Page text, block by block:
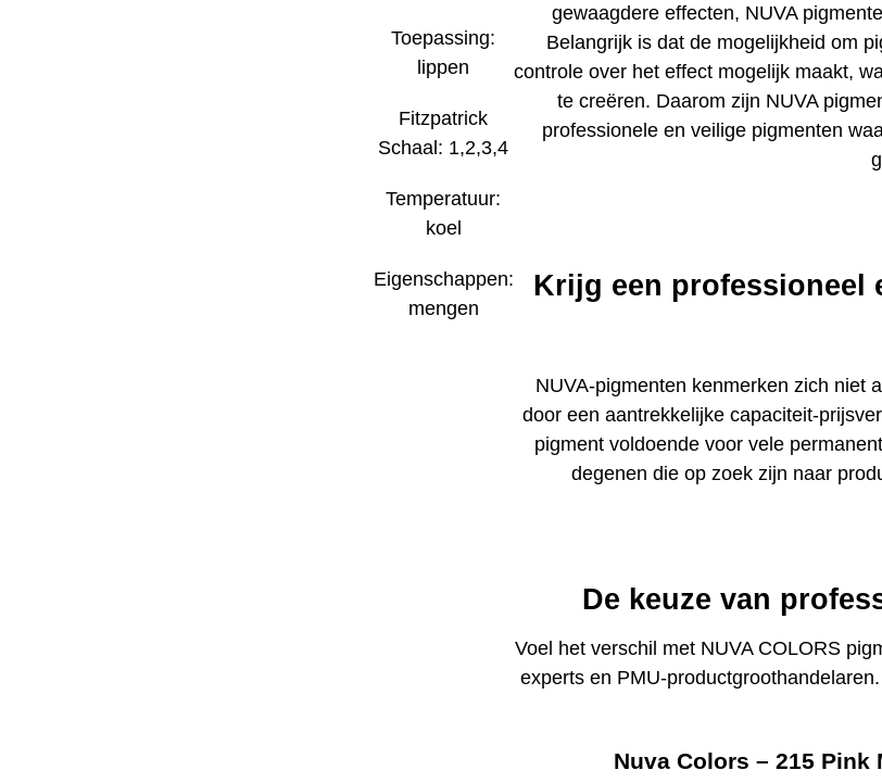
Toepassing:
lippen
Fitzpatrick
Schaal: 1,2,3,4
Temperatuur:
koel
Eigenschappen:
mengen
gewaagdere effecten, NUVA
Belangrijk is dat de mogelijkheid om
controle over het effect mogelijk maakt,
te creëren. Daarom zijn NUVA
professionele en veilige pigmenten
Krijg een professioneel
NUVA-pigmenten kenmerken zich niet
door een aantrekkelijke capaciteit-
pigment voldoende voor vele
degenen die op zoek zijn naar
De keuze van
Voel het verschil met NUVA COLORS
experts en PMU-
Nuva Colors – 215 Pink